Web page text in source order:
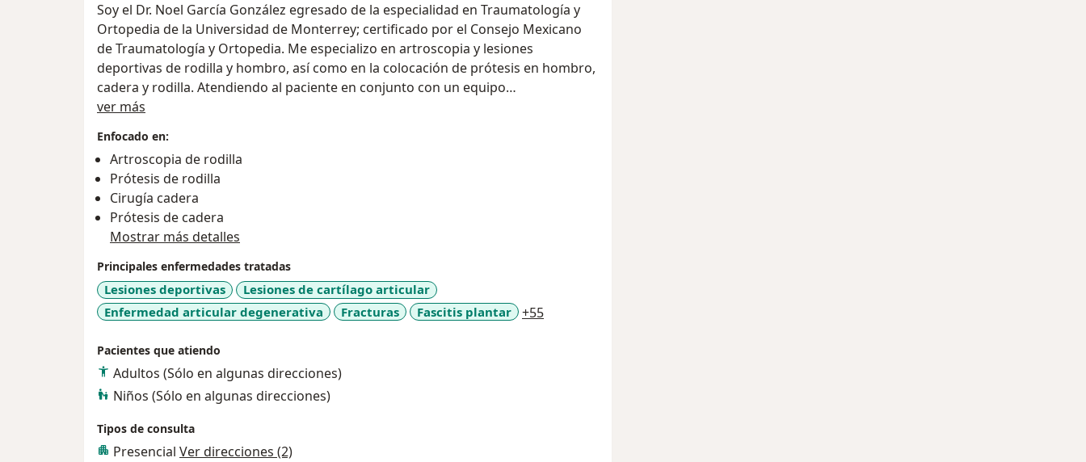
Soy el Dr. Noel García González egresado de la especialidad en Traumatología y
Ortopedia de la Universidad de Monterrey; certificado por el Consejo Mexicano
de Traumatología y Ortopedia. Me especializo en artroscopia y lesiones
deportivas de rodilla y hombro, así como en la colocación de prótesis en hombro,
cadera y rodilla. Atendiendo al paciente en conjunto con un equipo
multidisciplinario de especialistas para ofrecer el mejor servicio, enfocados en
humanizado y honesto.
ver más
Enfocado en:
Artroscopia de rodilla
Prótesis de rodilla
Cirugía cadera
Prótesis de cadera
Mostrar más detalles
Principales enfermedades tratadas
Lesiones deportivas
Lesiones de cartílago articular
Enfermedad articular degenerativa
Fracturas Fascitis plantar +55a11y_sr_more_diseases
Pacientes que atiendo
Adultos (Sólo en algunas direcciones)
Niños (Sólo en algunas direcciones)
Tipos de consulta
Presencial Ver direcciones (2)